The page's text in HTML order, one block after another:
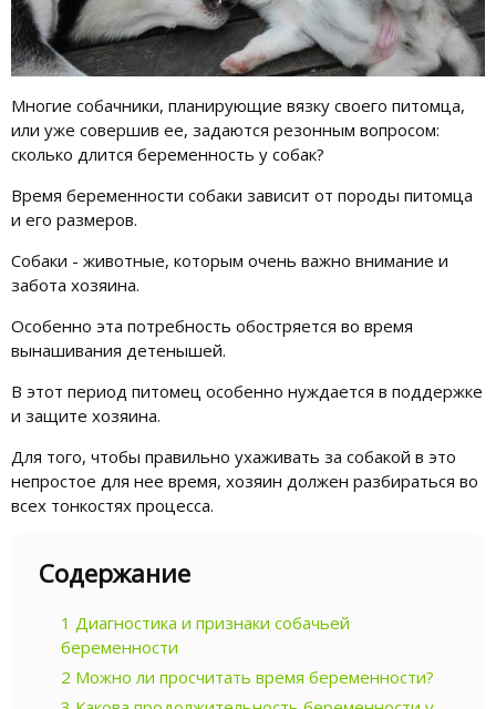
Многие собачники, планирующие вязку своего питомца,
или уже совершив ее, задаются резонным вопросом:
сколько длится беременность у собак?
Время беременности собаки зависит от породы питомца
и его размеров.
Собаки - животные, которым очень важно внимание и
забота хозяина.
Особенно эта потребность обостряется во время
вынашивания детенышей.
В этот период питомец особенно нуждается в поддержке
и защите хозяина.
Для того, чтобы правильно ухаживать за собакой в это
непростое для нее время, хозяин должен разбираться во
всех тонкостях процесса.
Содержание
1 Диагностика и признаки собачьей
беременности
2 Можно ли просчитать время беременности?